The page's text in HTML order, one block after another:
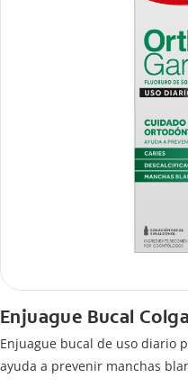
Enjuague Bucal
Enjuague bucal de uso diario
ayuda a prevenir manchas